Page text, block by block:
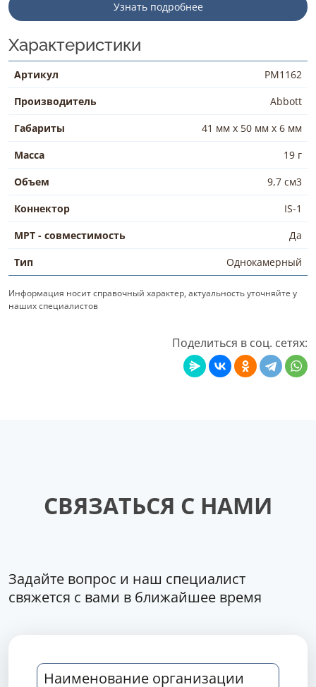
Узнать подробнее
Характеристики
Артикул
РМ1162
Производитель
Abbott
Габариты
41 мм х 50 мм х 6 мм
Масса
19 г
Объем
9,7 см3
Коннектор
IS-1
МРТ - совместимость
Да
Тип
Однокамерный
Информация носит справочный характер, актуальность уточняйте у
наших специалистов
Поделиться в соц. сетях:
СВЯЗАТЬСЯ С НАМИ
Задайте вопрос и наш специалист
свяжется с вами в ближайшее время